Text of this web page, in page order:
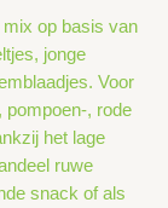
mix op basis van
jonge
Voor
pompoen-, rode
het lage
ruwe
snack of als